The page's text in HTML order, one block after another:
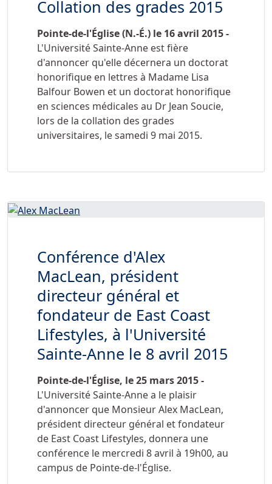
Collation des grades 2015
Pointe-de-l'Église (N.-É.) le 16 avril 2015 -
L'Université Sainte-Anne est fière
d'annoncer qu'elle décernera un doctorat
honorifique en lettres à Madame Lisa
Balfour Bowen et un doctorat honorifique
en sciences médicales au Dr Jean Soucie,
lors de la collation des grades
universitaires, le samedi 9 mai 2015.
Conférence d'Alex
MacLean, président
directeur général et
fondateur de East Coast
Lifestyles, à l'Université
Sainte-Anne le 8 avril 2015
Pointe-de-l'Église, le 25 mars 2015 -
L'Université Sainte-Anne a le plaisir
d'annoncer que Monsieur Alex MacLean,
président directeur général et fondateur
de East Coast Lifestyles, donnera une
conférence le mercredi 8 avril à 19h00, au
campus de Pointe-de-l'Église.